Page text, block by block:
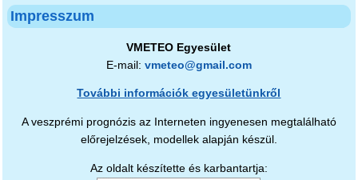
Impresszum
VMETEO Egyesület
E-mail: vmeteo@gmail.com
További információk egyesületünkről
A veszprémi prognózis az Interneten ingyenesen megtalálható
előrejelzések, modellek alapján készül.
Az oldalt készítette és karbantartja: